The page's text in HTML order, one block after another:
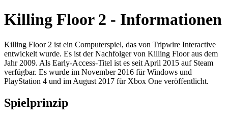
Killing Floor 2 - Informationen
Killing Floor 2 ist ein Computerspiel, das von Tripwire Interactive
entwickelt wurde. Es ist der Nachfolger von Killing Floor aus dem
Jahr 2009. Als Early-Access-Titel ist es seit April 2015 auf Steam
verfügbar. Es wurde im November 2016 für Windows und
PlayStation 4 und im August 2017 für Xbox One veröffentlicht.
Spielprinzip